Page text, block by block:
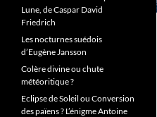
Lune, de Caspar David
Friedrich
Les nocturnes suédois
d’Eugène Jansson
Colère divine ou chute
météoritique ?
Eclipse de Soleil ou Conversion
des païens ? L’énigme Antoine